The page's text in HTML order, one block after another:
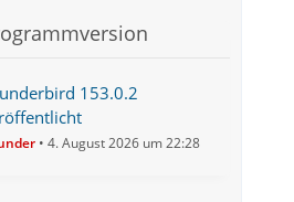
153.0.2
4. August 2026 um 22:28